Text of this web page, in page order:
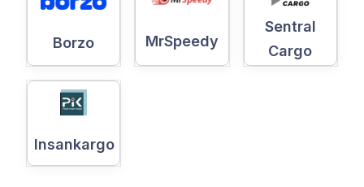
Borzo MrSpeedy
Sentral
Cargo
Insankargo